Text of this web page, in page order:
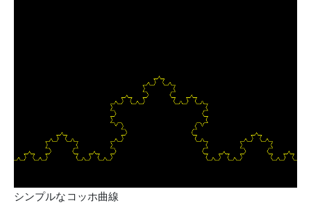
シンプルなコッホ曲線